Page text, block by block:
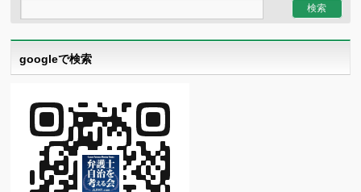
googleで検索